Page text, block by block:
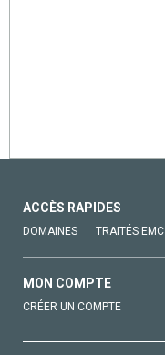
ACCÈS RAPIDES
DOMAINES TRAITÉS EMC
MON COMPTE
CRÉER UN COMPTE